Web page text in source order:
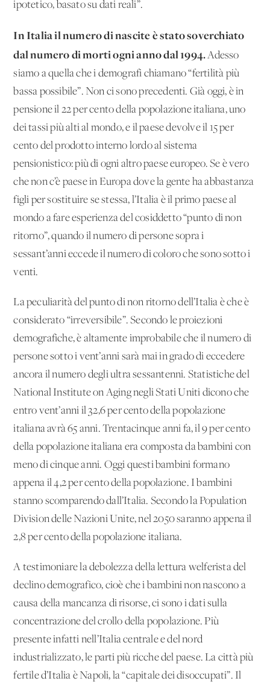
ipotetico, basato su dati reali”.
In Italia il numero di nascite è stato soverchiato
dal numero di morti ogni anno dal 1994.Adesso
siamo a quella che i demografi chiamano “fertilità più
bassa possibile”. Non ci sono precedenti. Già oggi, è in
pensione il 22 per cento della popolazione italiana, uno
dei tassi più alti al mondo, e il paese devolve il 15 per
cento del prodotto interno lordo al sistema
pensionistico: più di ogni altro paese europeo. Se è vero
che non c’è paese in Europa dove la gente ha abbastanza
figli per sostituire se stessa, l’Italia è il primo paese al
mondo a fare esperienza del cosiddetto “punto di non
ritorno”, quando il numero di persone sopra i
sessant’anni eccede il numero di coloro che sono sotto i
venti.
La peculiarità del punto di non ritorno dell’Italia è che è
considerato “irreversibile”. Secondo le proiezioni
demografiche, è altamente improbabile che il numero di
persone sotto i vent’anni sarà mai in grado di eccedere
ancora il numero degli ultra sessantenni. Statistiche del
National Institute on Aging negli Stati Uniti dicono che
entro vent’anni il 32,6 per cento della popolazione
italiana avrà 65 anni. Trentacinque anni fa, il 9 per cento
della popolazione italiana era composta da bambini con
meno di cinque anni. Oggi questi bambini formano
appena il 4,2 per cento della popolazione. I bambini
stanno scomparendo dall’Italia. Secondo la Population
Division delle Nazioni Unite, nel 2050 saranno appena il
2,8 per cento della popolazione italiana.
A testimoniare la debolezza della lettura welferista del
declino demografico, cioè che i bambini non nascono a
causa della mancanza di risorse, ci sono i dati sulla
concentrazione del crollo della popolazione. Più
presente infatti nell’Italia centrale e del nord
industrializzato, le parti più ricche del paese. La città più
fertile d’Italia è Napoli, la “capitale dei disoccupati”. Il